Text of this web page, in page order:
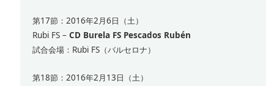
第17節：2016年2月6日（土）
Rubi FS –CD Burela FS Pescados Rubén
試合会場：Rubi FS（バルセロナ）
第18節：2016年2月13日（土）